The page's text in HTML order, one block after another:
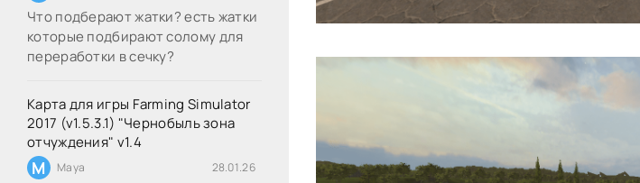
Что подберают жатки? есть жатки
которые подбирают солому для
переработки в сечку?
Карта для игры Farming Simulator
2017 (v1.5.3.1) "Чернобыль зона
отчуждения" v1.4
M Maya 28.01.26